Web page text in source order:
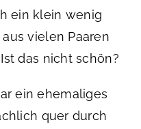
ein klein wenig
vielen Paaren
das nicht schön?
ein ehemaliges
quer durch